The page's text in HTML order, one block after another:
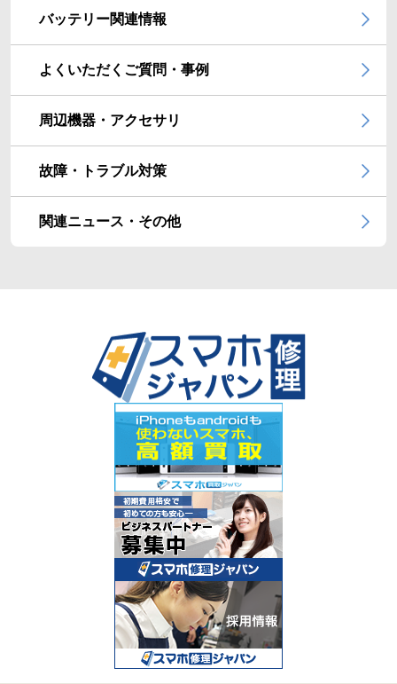
バッテリー関連情報
よくいただくご質問・事例
周辺機器・アクセサリ
故障・トラブル対策
関連ニュース・その他